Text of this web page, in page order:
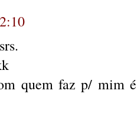
quem faz p/ mim é